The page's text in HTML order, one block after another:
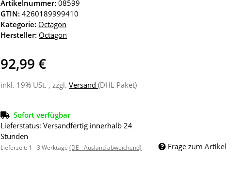
Artikelnummer:08599
GTIN: 4260189999410
Kategorie: Octagon
Hersteller: Octagon
92,99 €
inkl. 19% USt. , zzgl.Versand(DHL Paket)
Sofort verfügbar
Lieferstatus: Versandfertig innerhalb 24
Stunden
Lieferzeit: 1 - 3 Werktage(DE - Ausland abweichend) Frage zum Artikel